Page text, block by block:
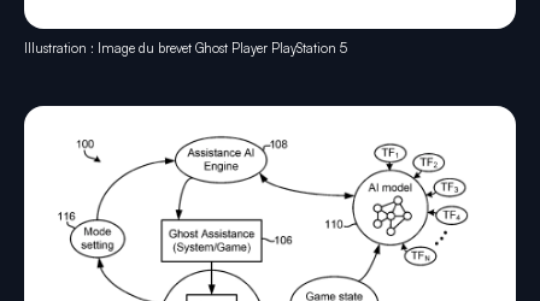
Illustration : Image du brevet Ghost Player PlayStation 5